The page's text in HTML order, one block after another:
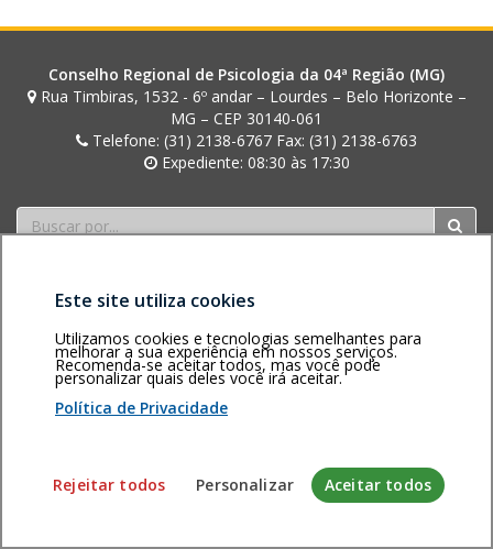
Conselho Regional de Psicologia da 04ª Região (MG)
Rua Timbiras, 1532 - 6º andar – Lourdes – Belo Horizonte –
MG – CEP 30140-061
Telefone: (31) 2138-6767 Fax: (31) 2138-6763
Expediente: 08:30 às 17:30
Buscar
Área restritaPolítica de
privacidadePersonalização
de cookies
Sistema desenvolvido pela Gerência de Tecnologia da
Este site utiliza cookies
Utilizamos cookies e tecnologias semelhantes para
melhorar a sua experiência em nossos serviços.
Recomenda-se aceitar todos, mas você pode
personalizar quais deles você irá aceitar.
Política de Privacidade
Rejeitar todos Personalizar Aceitar todos